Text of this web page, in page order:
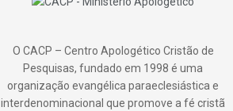
O CACP – Centro Apologético Cristão de
Pesquisas, fundado em 1998 é uma
organização evangélica paraeclesiástica e
interdenominacional que promove a fé cristã